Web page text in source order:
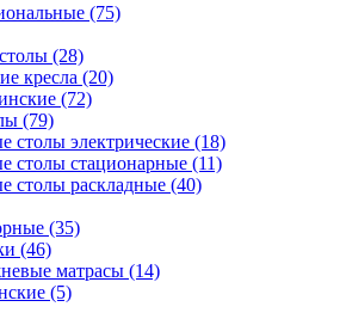
(75)
(28)
кресла (20)
(72)
(79)
столы электрические (18)
столы стационарные (11)
столы раскладные (40)
(35)
(46)
матрасы (14)
(5)